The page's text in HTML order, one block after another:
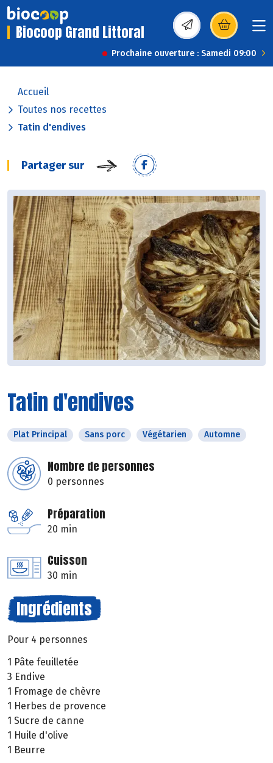
Biocoop Grand Littoral (s’ouvre dans une
Prochaine ouverture : Samedi 09:00
Accueil
Toutes nos recettes
Tatin d'endives
Partager sur
Tatin d'endives
Plat Principal Sans porc Végétarien Automne
Nombre de personnes
0 personnes
Préparation
20 min
Cuisson
30 min
Ingrédients
Pour 4 personnes
1 Pâte feuilletée
3 Endive
1 Fromage de chèvre
1 Herbes de provence
1 Sucre de canne
1 Huile d'olive
1 Beurre